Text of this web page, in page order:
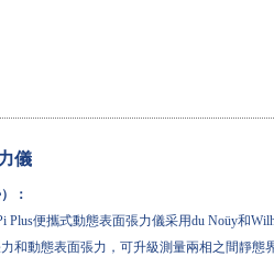
儀
：
Plus便攜式動態表面張力儀采用du Noüy和
和動態表面張力，可升級測量兩相之間靜態